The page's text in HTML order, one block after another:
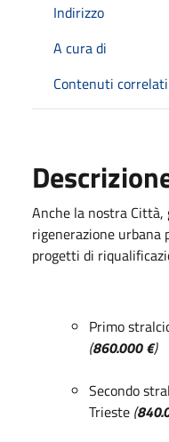
Indirizzo
A cura di
Contenuti correlati
Anche la nostra
rigenerazione
progetti di
Primo
(860.000 €)
Secondo
Trieste (